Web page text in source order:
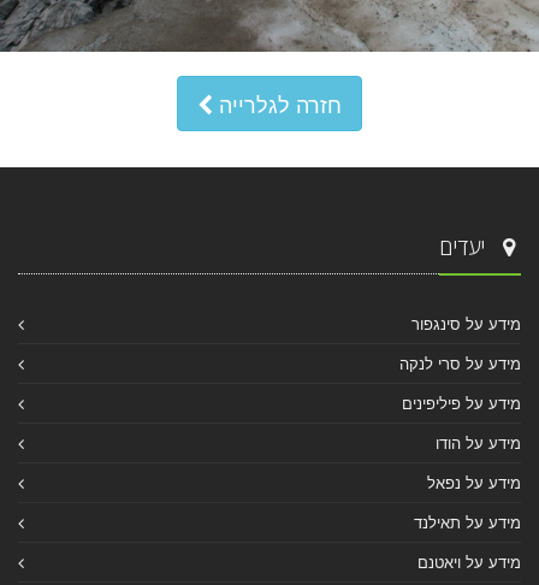
חזרה לגלרייה
יעדים
מידע על סינגפור
מידע על סרי לנקה
מידע על פיליפינים
מידע על הודו
מידע על נפאל
מידע על תאילנד
מידע על ויאטנם